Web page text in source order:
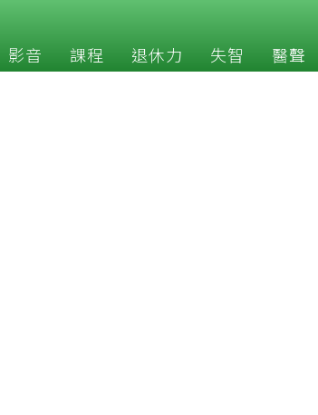
影音 課程 退休力 失智 醫聲